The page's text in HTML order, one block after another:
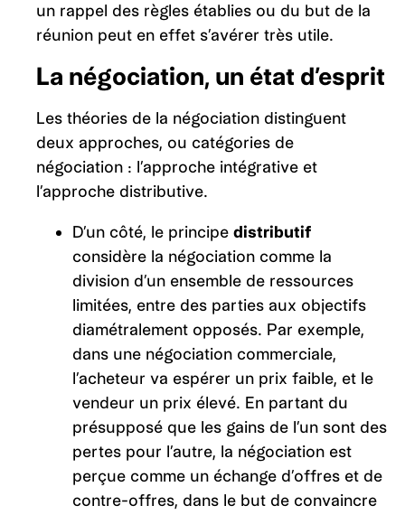
un rappel des règles établies ou du but de la
réunion peut en effet s’avérer très utile.
La négociation, un état d’esprit
Les théories de la négociation distinguent
deux approches, ou catégories de
négociation : l’approche intégrative et
l’approche distributive.
D’un côté, le principe distributif
considère la négociation comme la
division d’un ensemble de ressources
limitées, entre des parties aux objectifs
diamétralement opposés. Par exemple,
dans une négociation commerciale,
l’acheteur va espérer un prix faible, et le
vendeur un prix élevé. En partant du
présupposé que les gains de l’un sont des
pertes pour l’autre, la négociation est
perçue comme un échange d’offres et de
contre-offres, dans le but de convaincre